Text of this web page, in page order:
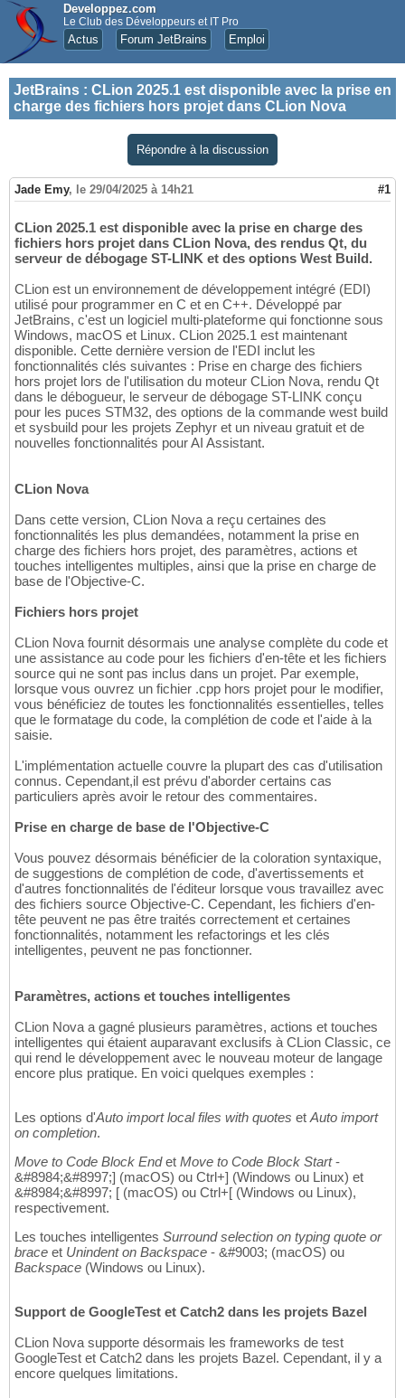
Developpez.com
Le Club des Développeurs et IT Pro
Actus Forum JetBrains Emploi
JetBrains : CLion 2025.1 est disponible avec la prise en
charge des fichiers hors projet dans CLion Nova
Répondre à la discussion
Jade Emy, le 29/04/2025 à 14h21 #1
CLion 2025.1 est disponible avec la prise en charge des
fichiers hors projet dans CLion Nova, des rendus Qt, du
serveur de débogage ST-LINK et des options West Build.
CLion est un environnement de développement intégré (EDI)
utilisé pour programmer en C et en C++. Développé par
JetBrains, c'est un logiciel multi-plateforme qui fonctionne sous
Windows, macOS et Linux. CLion 2025.1 est maintenant
disponible. Cette dernière version de l'EDI inclut les
fonctionnalités clés suivantes : Prise en charge des fichiers
hors projet lors de l'utilisation du moteur CLion Nova, rendu Qt
dans le débogueur, le serveur de débogage ST-LINK conçu
pour les puces STM32, des options de la commande west build
et sysbuild pour les projets Zephyr et un niveau gratuit et de
nouvelles fonctionnalités pour AI Assistant.
CLion Nova
Dans cette version, CLion Nova a reçu certaines des
fonctionnalités les plus demandées, notamment la prise en
charge des fichiers hors projet, des paramètres, actions et
touches intelligentes multiples, ainsi que la prise en charge de
base de l'Objective-C.
Fichiers hors projet
CLion Nova fournit désormais une analyse complète du code et
une assistance au code pour les fichiers d'en-tête et les fichiers
source qui ne sont pas inclus dans un projet. Par exemple,
lorsque vous ouvrez un fichier .cpp hors projet pour le modifier,
vous bénéficiez de toutes les fonctionnalités essentielles, telles
que le formatage du code, la complétion de code et l'aide à la
saisie.
L'implémentation actuelle couvre la plupart des cas d'utilisation
connus. Cependant,il est prévu d'aborder certains cas
particuliers après avoir le retour des commentaires.
Prise en charge de base de l'Objective-C
Vous pouvez désormais bénéficier de la coloration syntaxique,
de suggestions de complétion de code, d'avertissements et
d'autres fonctionnalités de l'éditeur lorsque vous travaillez avec
des fichiers source Objective-C. Cependant, les fichiers d'en-
tête peuvent ne pas être traités correctement et certaines
fonctionnalités, notamment les refactorings et les clés
intelligentes, peuvent ne pas fonctionner.
Paramètres, actions et touches intelligentes
CLion Nova a gagné plusieurs paramètres, actions et touches
intelligentes qui étaient auparavant exclusifs à CLion Classic, ce
qui rend le développement avec le nouveau moteur de langage
encore plus pratique. En voici quelques exemples :
Les options d'Auto import local files with quotes et Auto import
on completion.
Move to Code Block Endet Move to Code Block Start-
&#8984;&#8997;] (macOS) ou Ctrl+] (Windows ou Linux) et
&#8984;&#8997; [ (macOS) ou Ctrl+[ (Windows ou Linux),
respectivement.
Les touches intelligentes Surround selection on typing quote or
brace et Unindent on Backspace - &#9003; (macOS) ou
Backspace (Windows ou Linux).
Support de GoogleTest et Catch2 dans les projets Bazel
CLion Nova supporte désormais les frameworks de test
GoogleTest et Catch2 dans les projets Bazel. Cependant, il y a
encore quelques limitations.